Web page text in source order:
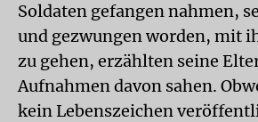
Soldaten gefangen nahmen,
und gezwungen worden, mit
zu gehen, erzählten seine
Aufnahmen davon sahen.
kein Lebenszeichen